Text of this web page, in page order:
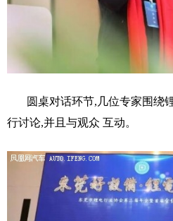
圆桌对话环节,几位专家围绕
行讨论,并且与观众 互动。